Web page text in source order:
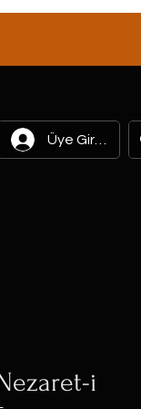
Üye Girişi
i